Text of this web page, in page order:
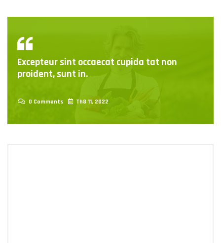
Excepteur sint occaecat cupida tat non
proident, sunt in.
0 Comments Th8 11, 2022